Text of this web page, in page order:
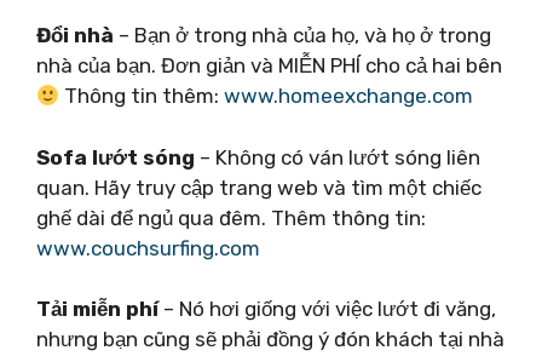
Đổi nhà – Bạn ở trong nhà của họ, và họ ở trong
nhà của bạn. Đơn giản và MIỄN PHÍ cho cả hai bên
Thông tin thêm:www.homeexchange.com
Sofa lướt sóng – Không có ván lướt sóng liên
quan. Hãy truy cập trang web và tìm một chiếc
ghế dài để ngủ qua đêm. Thêm thông tin:
www.couchsurfing.com
Tải miễn phí– Nó hơi giống với việc lướt đi văng,
nhưng bạn cũng sẽ phải đồng ý đón khách tại nhà